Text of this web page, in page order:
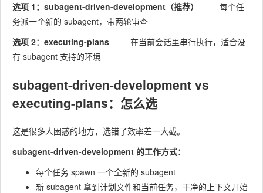
选项 1：subagent-driven-development（推荐）
—— 每个任
务派一个新的 subagent，带两轮审查
选项 2：executing-plans —— 在当前会话里串行执行，适合没
有 subagent 支持的环境
subagent-driven-development vs
executing-plans：怎么选
这是很多人困惑的地方，选错了效率差一大截。
subagent-driven-development 的工作方式：
每个任务 spawn 一个全新的 subagent
新 subagent 拿到计划文件和当前任务，干净的上下文开始